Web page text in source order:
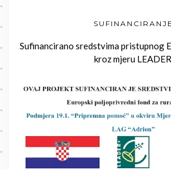
SUFINANCIRANJE
Sufinancirano sredstvima pristupnog
kroz mjeru